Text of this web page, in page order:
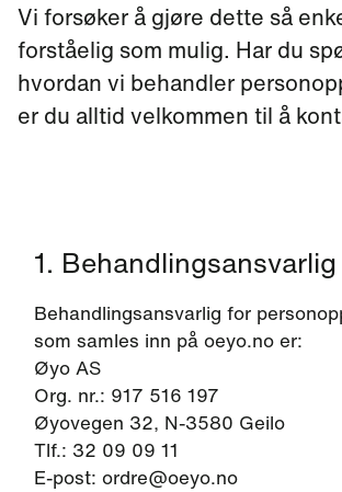
Vi forsøker å gjøre dette så
forståelig som mulig. Har du
hvordan vi behandler
er du alltid velkommen til å
1. Behandlingsansvarlig
Behandlingsansvarlig for
som samles inn på oeyo.no er:
Øyo AS
Org. nr.: 917 516 197
Øyovegen 32, N-3580 Geilo
Tlf.: 32 09 09 11
E-post: ordre@oeyo.no